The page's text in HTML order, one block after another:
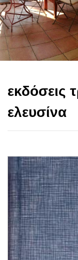
εκδόσεις
ελευσίνα